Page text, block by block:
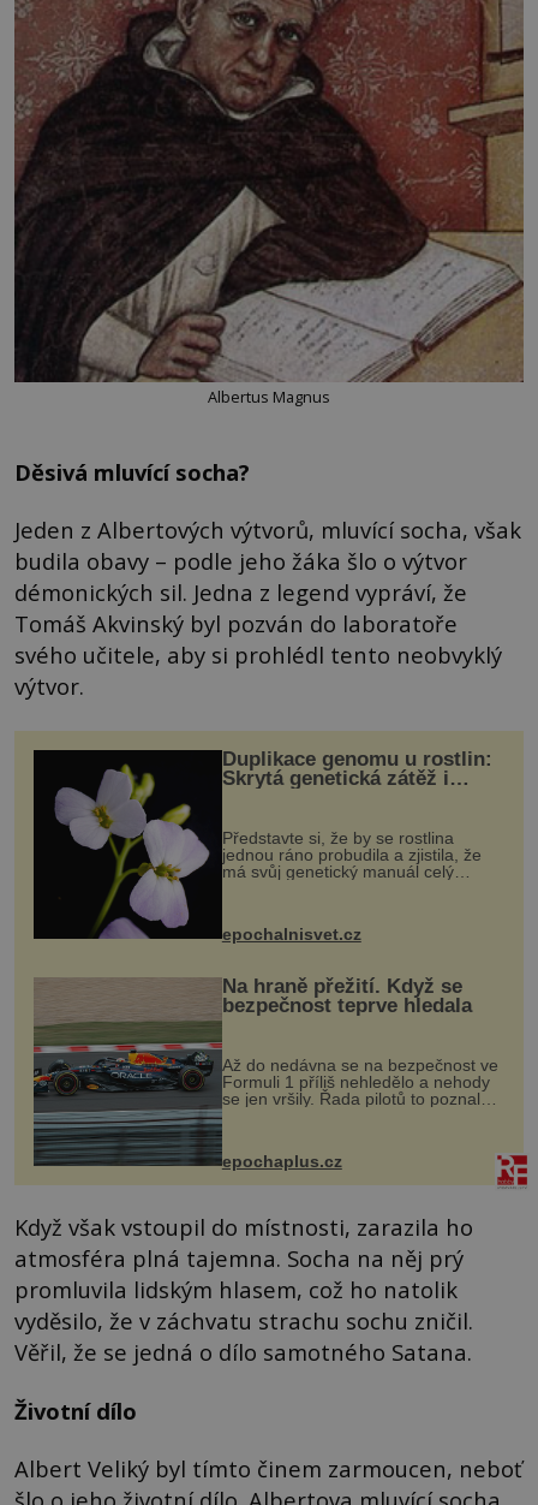
Albertus Magnus
Děsivá mluvící socha?
Jeden z Albertových výtvorů, mluvící socha, však
budila obavy – podle jeho žáka šlo o výtvor
démonických sil. Jedna z legend vypráví, že
Tomáš Akvinský byl pozván do laboratoře
svého učitele, aby si prohlédl tento neobvyklý
výtvor.
Duplikace genomu u rostlin:
Skrytá genetická zátěž i
Představte si, že by se rostlina
jednou ráno probudila a zjistila, že
má svůj genetický manuál celý
vstupenka...
epochalnisvet.cz
Na hraně přežití. Když se
bezpečnost teprve hledala
Až do nedávna se na bezpečnost ve
Formuli 1 příliš nehledělo a nehody
se jen vršily. Řada pilotů to poznala
na vlastní kůži, často s trvalými
následky nebo bohužel i ztrátou
života. Dnes nepochopiteln...
epochaplus.cz
Když však vstoupil do místnosti, zarazila ho
atmosféra plná tajemna. Socha na něj prý
promluvila lidským hlasem, což ho natolik
vyděsilo, že v záchvatu strachu sochu zničil.
Věřil, že se jedná o dílo samotného Satana.
Životní dílo
Albert Veliký byl tímto činem zarmoucen, neboť